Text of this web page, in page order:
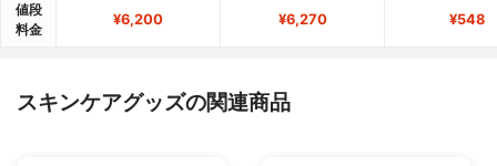
値段
料金
¥6,200 ¥6,270 ¥548
スキンケアグッズの関連商品